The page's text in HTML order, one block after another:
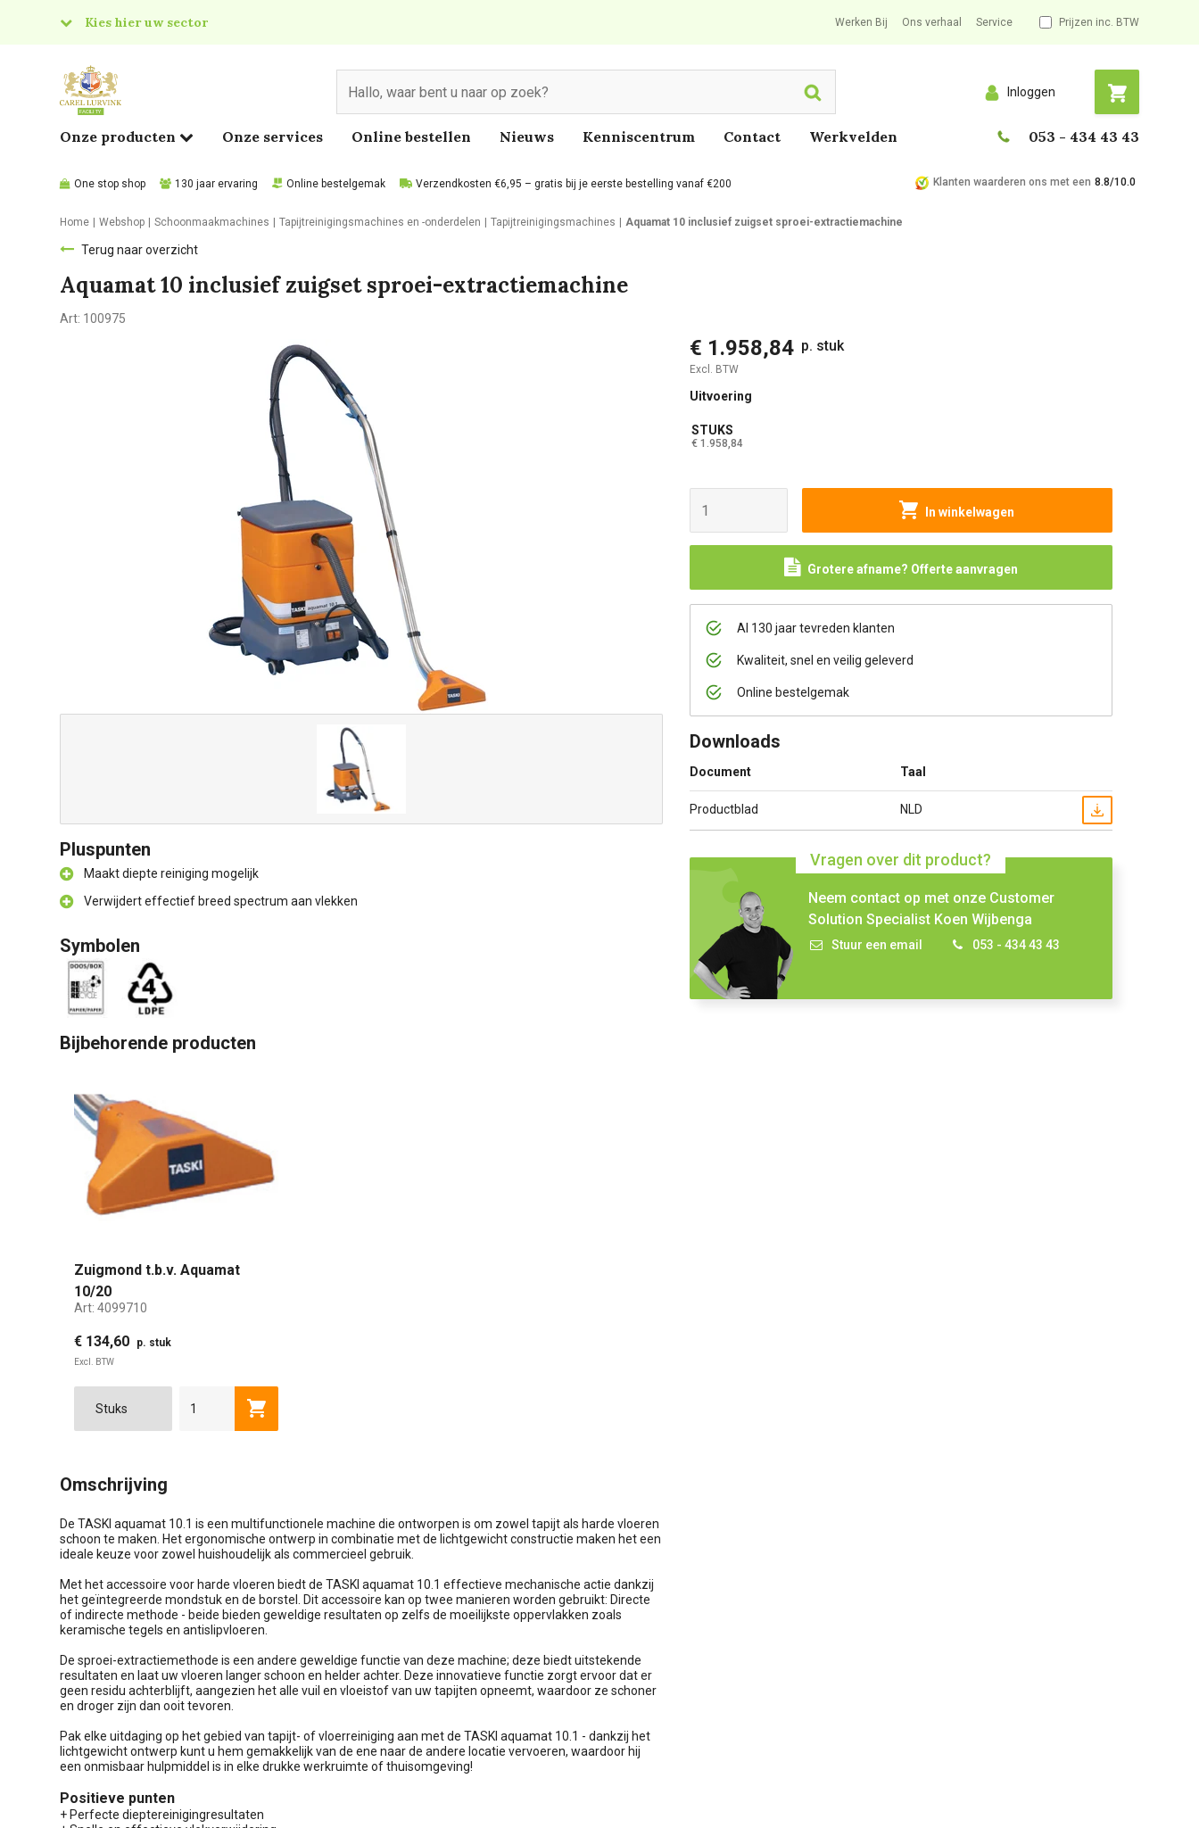
Kies hier uw sector
Food
Werken Bij Ons verhaal Service Prijzen inc. BTW
Search Inloggen
Onze producten Onze services Online bestellen Nieuws Kenniscentrum Contact Werkvelden 053 - 434 43 43
One stop shop 130 jaar ervaring Online bestelgemak Verzendkosten €6,95 – gratis bij je eerste bestelling vanaf €200 Klanten waarderen ons met een 8.8/10.0
Home Webshop Schoonmaakmachines Tapijtreinigingsmachines en -onderdelen Tapijtreinigingsmachines Aquamat 10 inclusief zuigset sproei-extractiemachine
Terug naar overzicht
Aquamat 10 inclusief zuigset sproei-extractiemachine
Art: 100975
€ 1.958,84 p. stuk
Excl. BTW
Uitvoering
STUKS
€ 1.958,84
In winkelwagen
Grotere afname? Offerte aanvragen
Al 130 jaar tevreden klanten
Kwaliteit, snel en veilig geleverd
Online bestelgemak
Downloads
Document Taal
Productblad NLD
Vragen over dit product?
Neem contact op met onze Customer
Solution Specialist Koen Wijbenga
Stuur een email 053 - 434 43 43
Pluspunten
Maakt diepte reiniging mogelijk
Verwijdert effectief breed spectrum aan vlekken
Symbolen
Bijbehorende producten
Zuigmond t.b.v. Aquamat
10/20
Art: 4099710
€ 134,60 p. stuk
Excl. BTW
Toevoegen aan winkelwagen
Omschrijving
De TASKI aquamat 10.1 is een multifunctionele machine die ontworpen is om zowel tapijt als harde vloeren
schoon te maken. Het ergonomische ontwerp in combinatie met de lichtgewicht constructie maken het een
ideale keuze voor zowel huishoudelijk als commercieel gebruik.
Met het accessoire voor harde vloeren biedt de TASKI aquamat 10.1 effectieve mechanische actie dankzij
het geïntegreerde mondstuk en de borstel. Dit accessoire kan op twee manieren worden gebruikt: Directe
of indirecte methode - beide bieden geweldige resultaten op zelfs de moeilijkste oppervlakken zoals
keramische tegels en antislipvloeren.
De sproei-extractiemethode is een andere geweldige functie van deze machine; deze biedt uitstekende
resultaten en laat uw vloeren langer schoon en helder achter. Deze innovatieve functie zorgt ervoor dat er
geen residu achterblijft, aangezien het alle vuil en vloeistof van uw tapijten opneemt, waardoor ze schoner
en droger zijn dan ooit tevoren.
Pak elke uitdaging op het gebied van tapijt- of vloerreiniging aan met de TASKI aquamat 10.1 - dankzij het
lichtgewicht ontwerp kunt u hem gemakkelijk van de ene naar de andere locatie vervoeren, waardoor hij
een onmisbaar hulpmiddel is in elke drukke werkruimte of thuisomgeving!
Positieve punten
+ Perfecte dieptereinigingresultaten